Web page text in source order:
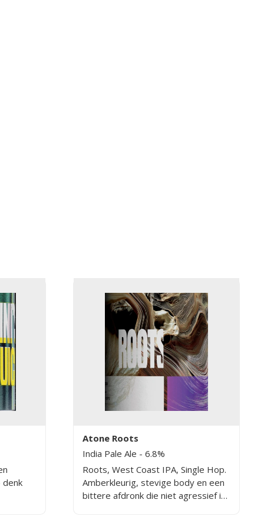
denk
Atone Roots
India Pale Ale - 6.8%
Roots, West Coast IPA, Single Hop.
Amberkleurig, stevige body en een
bittere afdronk die niet agressief is